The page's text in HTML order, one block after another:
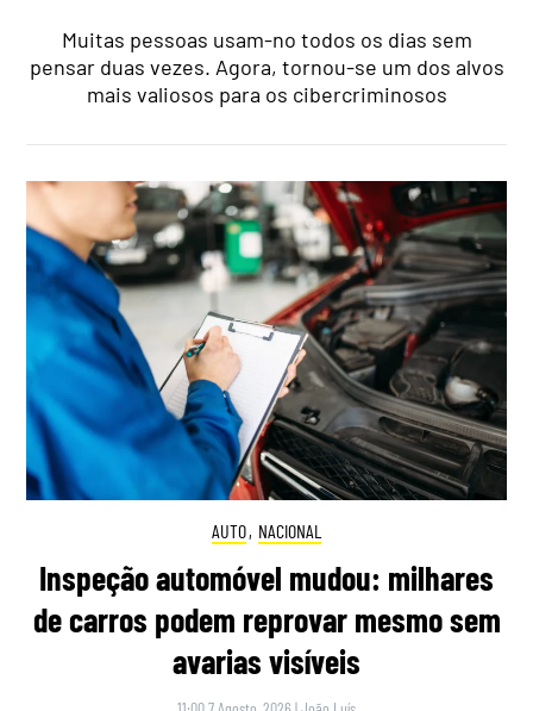
Muitas pessoas usam-no todos os dias sem
pensar duas vezes. Agora, tornou-se um dos alvos
mais valiosos para os cibercriminosos
AUTO, NACIONAL
Inspeção automóvel mudou: milhares
de carros podem reprovar mesmo sem
avarias visíveis